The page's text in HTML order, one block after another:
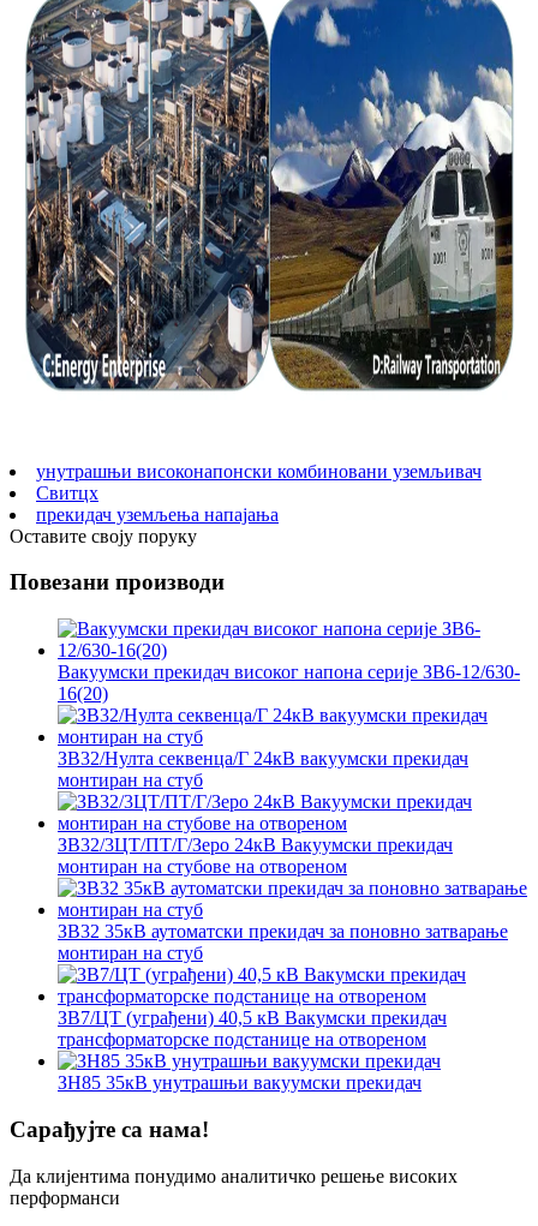
унутрашњи високонапонски комбиновани уземљивач
Свитцх
прекидач уземљења напајања
Оставите своју поруку
Повезани производи
Вакуумски прекидач високог напона серије ЗВ6-12/630-
16(20)
ЗВ32/Нулта секвенца/Г 24кВ вакуумски прекидач
монтиран на стуб
ЗВ32/3ЦТ/ПТ/Г/Зеро 24кВ Вакуумски прекидач
монтиран на стубове на отвореном
ЗВ32 35кВ аутоматски прекидач за поновно затварање
монтиран на стуб
ЗВ7/ЦТ (уграђени) 40,5 кВ Вакумски прекидач
трансформаторске подстанице на отвореном
ЗН85 35кВ унутрашњи вакуумски прекидач
Сарађујте са нама!
Да клијентима понудимо аналитичко решење високих
перформанси